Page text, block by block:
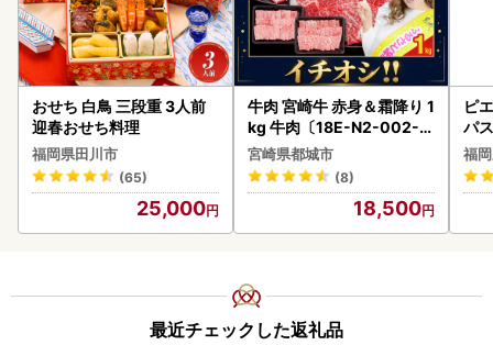
おせち 白鳥 三段重 3人前
迎春おせち料理
福岡県田川市
(65)
25,000
牛肉 宮崎牛 赤身＆霜降り 1
kg 牛肉〔18E-N2-002-1
kg-S4A6-CF〕
宮崎県都城市
(8)
18,500
ピ
パ
福
最近チェックした返礼品